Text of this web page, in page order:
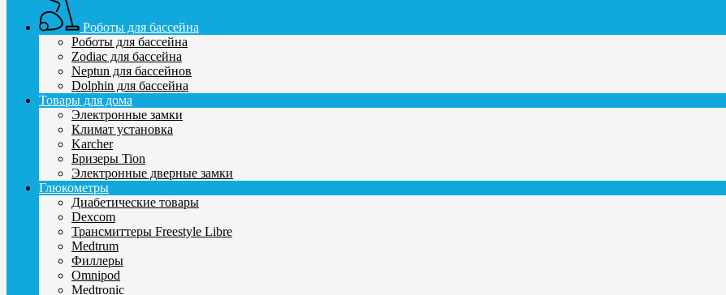
Роботы для бассейна
Роботы для бассейна
Zodiaс для бассейна
Neptun для бассейнов
Dolphin для бассейна
Товары для дома
Электронные замки
Климат установка
Karcher
Бризеры Tion
Электронные дверные замки
Глюкометры
Диабетические товары
Dexcom
Трансмиттеры Freestyle Libre
Medtrum
Филлеры
Omnipod
Medtronic